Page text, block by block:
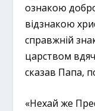
ознакою
відзнакою
справжній
царством
сказав Папа,
«Нехай же